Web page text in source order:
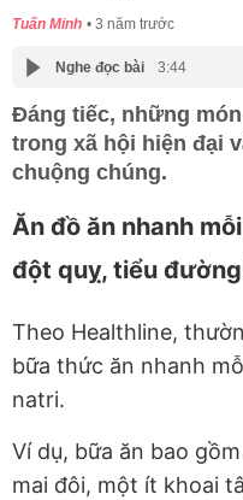
Tuấn Minh 3 năm trước
Nghe đọc bài 3:44
Đáng tiếc, những
trong xã hội hiện đại
chuộng chúng.
Ăn đồ ăn nhanh
đột quỵ, tiểu
Theo Healthline,
bữa thức ăn nhanh
natri.
Ví dụ, bữa ăn bao
mai đôi, một ít khoai